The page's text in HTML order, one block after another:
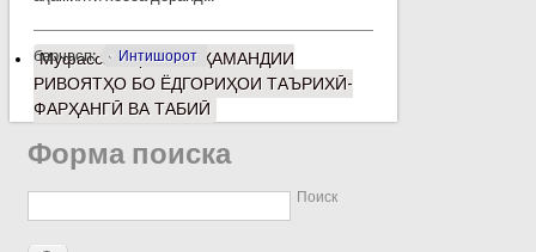
барчасп: Интишорот
Муфассалтаро АЛОҚАМАНДИИ
РИВОЯТҲО БО ЁДГОРИҲОИ ТАЪРИХӢ-
ФАРҲАНГӢ ВА ТАБИӢ
Форма поиска
Поиск